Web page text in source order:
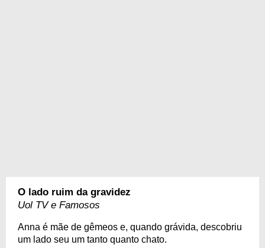
O lado ruim da gravidez
Uol TV e Famosos
Anna é mãe de gêmeos e, quando grávida, descobriu
um lado seu um tanto quanto chato.